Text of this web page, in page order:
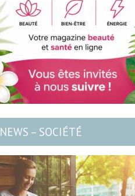
NEWS – SOCIÉTÉ